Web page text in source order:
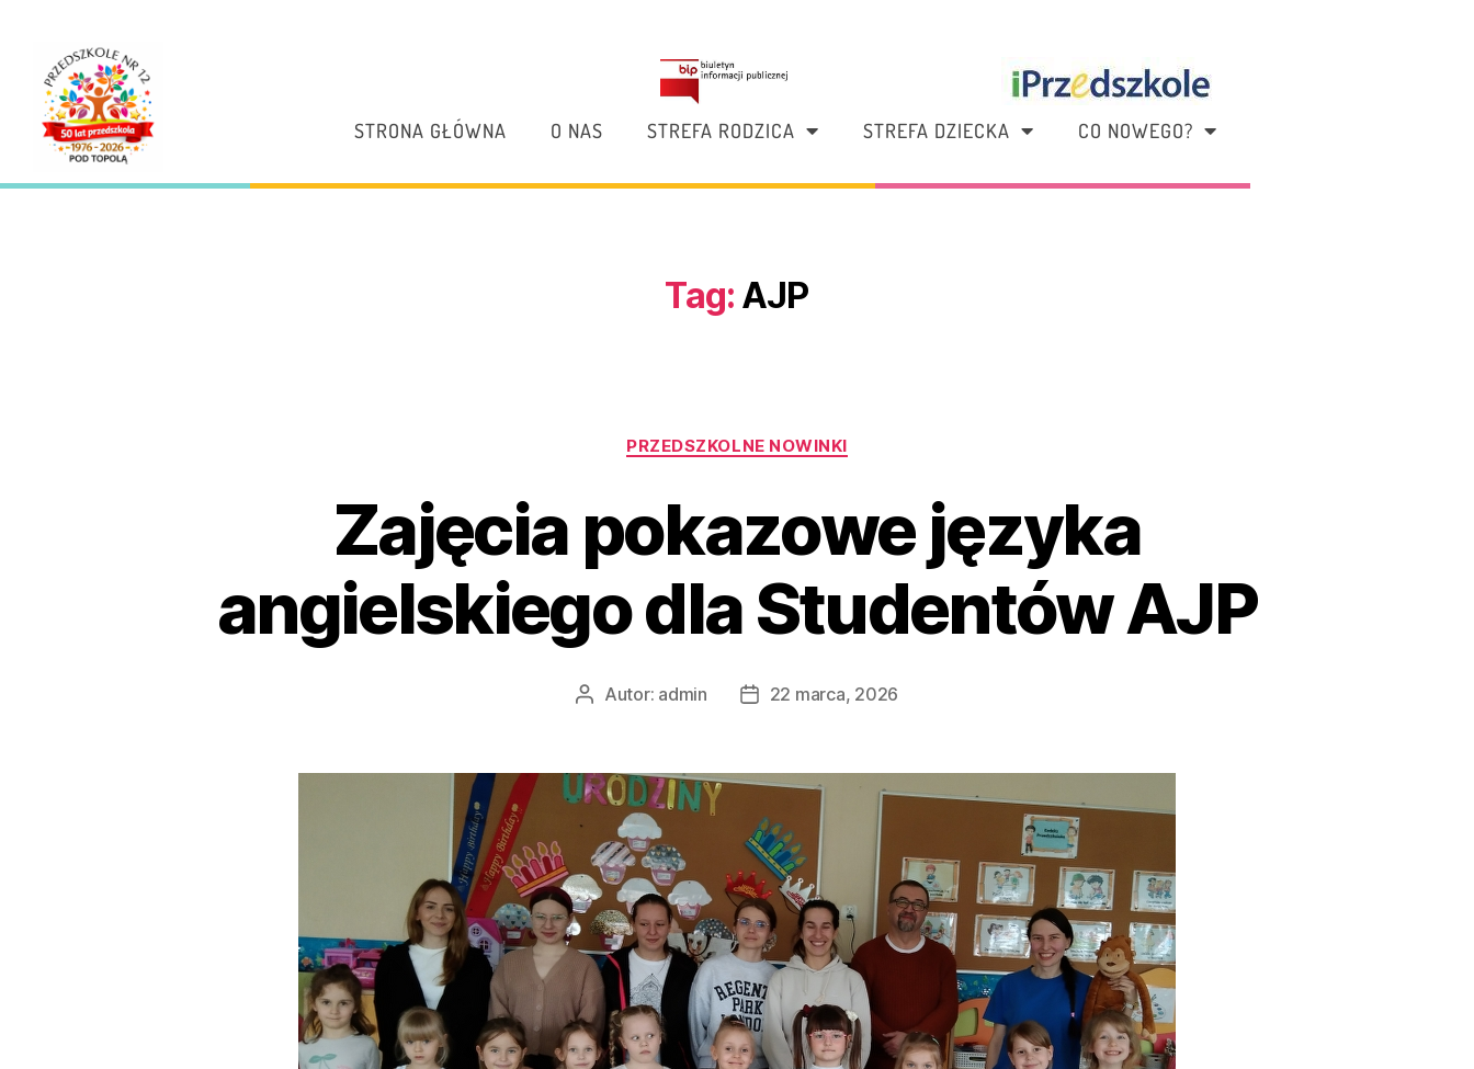
STRONA GŁÓWNA O NAS STREFA RODZICA STREFA DZIECKA CO NOWEGO?
Tag: AJP
PRZEDSZKOLNE NOWINKI
Zajęcia pokazowe języka
angielskiego dla Studentów AJP
Autor: admin 22 marca, 2026